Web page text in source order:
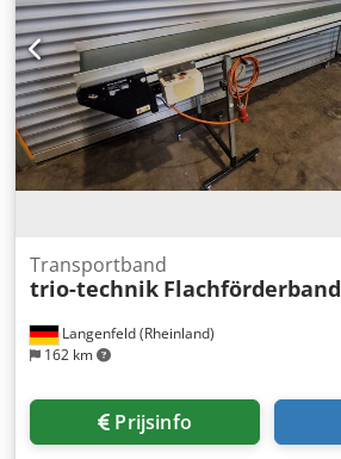
Langenfeld (Rheinland)
162 km
Transportband
trio-technik Flachförderband
Prijsinfo